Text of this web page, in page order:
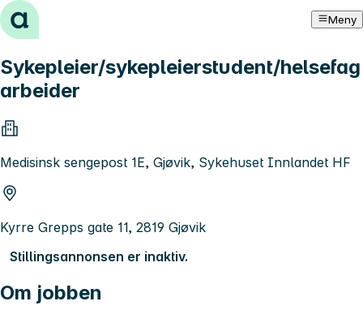
Hopp til innhold Meny
Sykepleier/sykepleierstudent/helsefag
arbeider
Medisinsk sengepost 1E, Gjøvik, Sykehuset Innlandet HF
Kyrre Grepps gate 11, 2819 Gjøvik
Stillingsannonsen er inaktiv.
Om jobben